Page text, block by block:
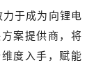
于成为向锂电
案提供商，将
度入手，赋能